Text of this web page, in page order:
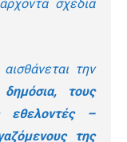
σχέδια
αισθάνεται την
τους
εθελοντές –
της